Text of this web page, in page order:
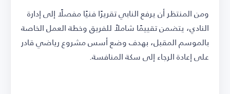
ومن المنتظر أن يرفع النابي تقريرًا فنيًا مفصلًا إلى إدارة
النادي، يتضمن تقييمًا شاملاً للفريق وخطة العمل الخاصة
بالموسم المقبل، بهدف وضع أسس مشروع رياضي قادر
على إعادة الرجاء إلى سكة المنافسة.